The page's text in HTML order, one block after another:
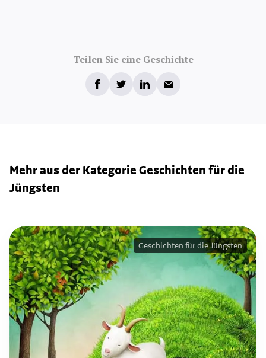
Teilen Sie eine Geschichte
Mehr aus der Kategorie Geschichten für die
Jüngsten
Geschichten für die Jüngsten